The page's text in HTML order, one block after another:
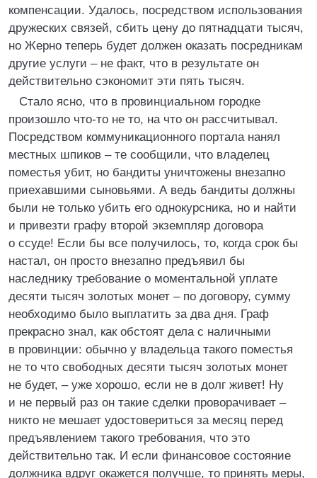
компенсации. Удалось, посредством использования
дружеских связей, сбить цену до пятнадцати тысяч,
но Жерно теперь будет должен оказать посредникам
другие услуги – не факт, что в результате он
действительно сэкономит эти пять тысяч.
Стало ясно, что в провинциальном городке
произошло что-то не то, на что он рассчитывал.
Посредством коммуникационного портала нанял
местных шпиков – те сообщили, что владелец
поместья убит, но бандиты уничтожены внезапно
приехавшими сыновьями. А ведь бандиты должны
были не только убить его однокурсника, но и найти
и привезти графу второй экземпляр договора
о ссуде! Если бы все получилось, то, когда срок бы
настал, он просто внезапно предъявил бы
наследнику требование о моментальной уплате
десяти тысяч золотых монет – по договору, сумму
необходимо было выплатить за два дня. Граф
прекрасно знал, как обстоят дела с наличными
в провинции: обычно у владельца такого поместья
не то что свободных десяти тысяч золотых монет
не будет, – уже хорошо, если не в долг живет! Ну
и не первый раз он такие сделки проворачивает –
никто не мешает удостовериться за месяц перед
предъявлением такого требования, что это
действительно так. И если финансовое состояние
должника вдруг окажется получше, то принять меры,